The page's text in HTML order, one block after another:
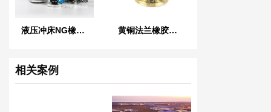
液压冲床NG橡胶软连接 黄铜法兰橡胶接头
相关案例